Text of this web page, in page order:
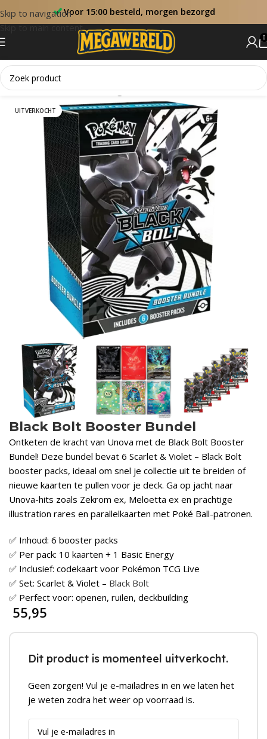
Skip to navigation
Skip to main content
Voor 15:00 besteld, morgen bezorgd
0
Home Sets Black Bolt Engels
UITVERKOCHT
Black Bolt Booster Bundel
Ontketen de kracht van Unova met de Black Bolt Booster
Bundel! Deze bundel bevat 6 Scarlet & Violet – Black Bolt
booster packs, ideaal om snel je collectie uit te breiden of
nieuwe kaarten te pullen voor je deck. Ga op jacht naar
Unova-hits zoals Zekrom ex, Meloetta ex en prachtige
illustration rares en parallelkaarten met Poké Ball-patronen.
✅ Inhoud: 6 booster packs
✅ Per pack: 10 kaarten + 1 Basic Energy
✅ Inclusief: codekaart voor Pokémon TCG Live
✅ Set: Scarlet & Violet – Black Bolt
✅ Perfect voor: openen, ruilen, deckbuilding
55,95
Dit product is momenteel uitverkocht.
Geen zorgen! Vul je e-mailadres in en we laten het
je weten zodra het weer op voorraad is.